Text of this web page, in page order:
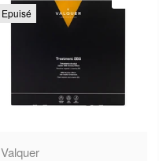
Epuisé
Valquer